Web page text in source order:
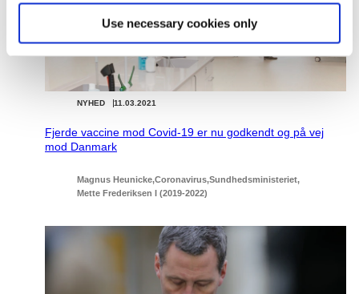
Use necessary cookies only
11.03.2021
NYHED
Fjerde vaccine mod Covid-19 er nu godkendt og på vej
mod Danmark
Magnus Heunicke Coronavirus Sundhedsministeriet
Mette Frederiksen I (2019-2022)